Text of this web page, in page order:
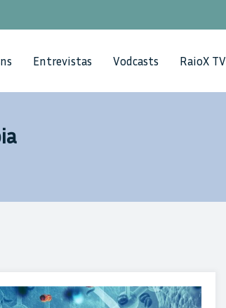
Entrevistas Vodcasts RaioX TV